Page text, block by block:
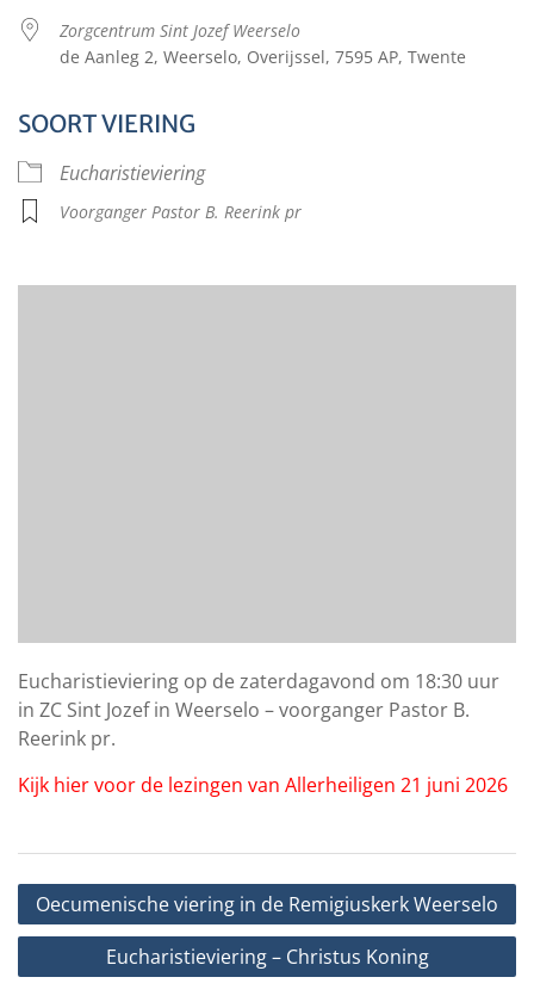
Zorgcentrum Sint Jozef Weerselo
de Aanleg 2, Weerselo, Overijssel, 7595 AP, Twente
SOORT VIERING
Eucharistieviering
Voorganger Pastor B. Reerink pr
Eucharistieviering op de zaterdagavond om 18:30 uur
in ZC Sint Jozef in Weerselo – voorganger Pastor B.
Reerink pr.
Kijk hier voor de lezingen van Allerheiligen 21 juni 2026
Bericht
navigatie
Oecumenische viering in de Remigiuskerk Weerselo
Eucharistieviering – Christus Koning